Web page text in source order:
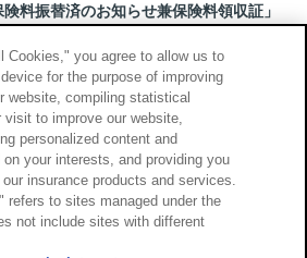
険料振替済のお知らせ兼保険料領収証」
くあるご質問（FAQ）記載誤りについて
もっと見る
利用について
勧誘方針
Cookies," you agree to allow us to
for the purpose of improving
website, compiling statistical
visit to improve our website,
personalized content and
your interests, and providing you
insurance products and services.
refers to sites managed under the
not include sites with different